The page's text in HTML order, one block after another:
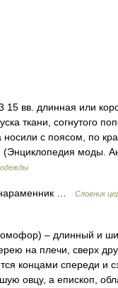
вв. длинная или
ткани, согнутого
носили с поясом, по
моды.
…
Словник
– длинный и
на плечи, сверх
концами спереди и
овцу, а епископ,